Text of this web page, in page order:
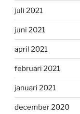
juli 2021
juni 2021
april 2021
februari 2021
januari 2021
december 2020